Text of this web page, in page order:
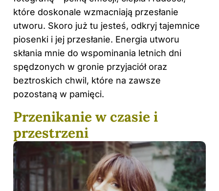
które doskonale wzmacniają przesłanie
utworu. Skoro już tu jesteś, odkryj tajemnice
piosenki i jej przesłanie. Energia utworu
skłania mnie do wspominania letnich dni
spędzonych w gronie przyjaciół oraz
beztroskich chwil, które na zawsze
pozostaną w pamięci.
Przenikanie w czasie i
przestrzeni